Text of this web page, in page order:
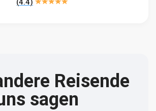
(4.4)
Reisende
sagen